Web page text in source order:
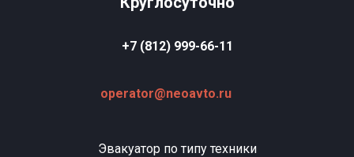
+7 (812) 999-66-11
operator@neoavto.ru
Эвакуатор по типу техники